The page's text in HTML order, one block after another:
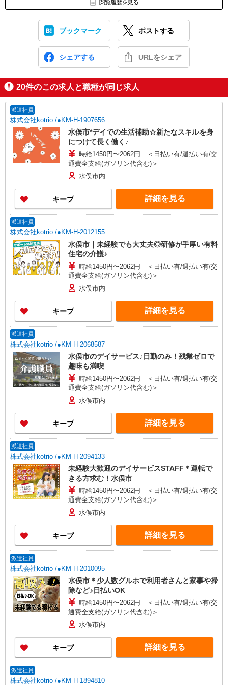
閲覧履歴を見る
ブックマーク ポストする
シェアする URLをシェア
20件のこの求人と職種が同じ求人
派遣社員
株式会社kotrio /●KM-H-1907656
水俣市*デイでの生活補助☆新たなスキルを身
につけて長く働く♪
時給1450円〜2062円 ＜日払い有/週払い有/交
通費全支給(ガソリン代含む)＞
水俣市内
キープ 詳細を見る
派遣社員
株式会社kotrio /●KM-H-2012155
水俣市｜未経験でも大丈夫◎研修が手厚い有料
住宅の介護♪
時給1450円〜2062円 ＜日払い有/週払い有/交
通費全支給(ガソリン代含む)＞
水俣市内
キープ 詳細を見る
派遣社員
株式会社kotrio /●KM-H-2068587
水俣市のデイサービス♪日勤のみ！残業ゼロで
趣味も満喫
時給1450円〜2062円 ＜日払い有/週払い有/交
通費全支給(ガソリン代含む)＞
水俣市内
キープ 詳細を見る
派遣社員
株式会社kotrio /●KM-H-2094133
未経験大歓迎のデイサービスSTAFF＊運転で
きる方求む！水俣市
時給1450円〜2062円 ＜日払い有/週払い有/交
通費全支給(ガソリン代含む)＞
水俣市内
キープ 詳細を見る
派遣社員
株式会社kotrio /●KM-H-2010095
水俣市＊少人数グルホで利用者さんと家事や掃
除など♪日払いOK
時給1450円〜2062円 ＜日払い有/週払い有/交
通費全支給(ガソリン代含む)＞
水俣市内
キープ 詳細を見る
派遣社員
株式会社kotrio /●KM-H-1894810